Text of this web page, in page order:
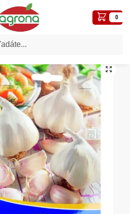
0
/ Cesnak sadbový jarný Vivalto 3 hlávky